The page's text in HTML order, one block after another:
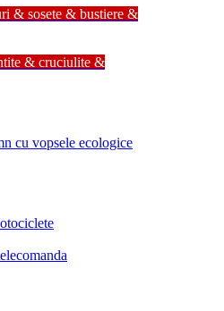
& sosete & bustiere &
& cruciulite &
cu vopsele ecologice